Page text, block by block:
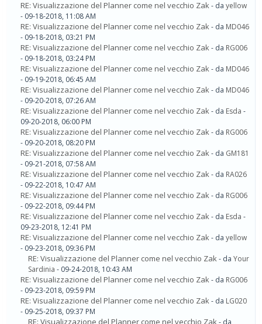
RE: Visualizzazione del Planner come nel vecchio Zak- da yellow
- 09-18-2018, 11:08 AM
RE: Visualizzazione del Planner come nel vecchio Zak- da MD046
- 09-18-2018, 03:21 PM
RE: Visualizzazione del Planner come nel vecchio Zak- da RG006
- 09-18-2018, 03:24 PM
RE: Visualizzazione del Planner come nel vecchio Zak- da MD046
- 09-19-2018, 06:45 AM
RE: Visualizzazione del Planner come nel vecchio Zak- da MD046
- 09-20-2018, 07:26 AM
RE: Visualizzazione del Planner come nel vecchio Zak- da Esda -
09-20-2018, 06:00 PM
RE: Visualizzazione del Planner come nel vecchio Zak- da RG006
- 09-20-2018, 08:20 PM
RE: Visualizzazione del Planner come nel vecchio Zak- da GM181
- 09-21-2018, 07:58 AM
RE: Visualizzazione del Planner come nel vecchio Zak- da RA026
- 09-22-2018, 10:47 AM
RE: Visualizzazione del Planner come nel vecchio Zak- da RG006
- 09-22-2018, 09:44 PM
RE: Visualizzazione del Planner come nel vecchio Zak- da Esda -
09-23-2018, 12:41 PM
RE: Visualizzazione del Planner come nel vecchio Zak- da yellow
- 09-23-2018, 09:36 PM
RE: Visualizzazione del Planner come nel vecchio Zak- da Your
Sardinia - 09-24-2018, 10:43 AM
RE: Visualizzazione del Planner come nel vecchio Zak- da RG006
- 09-23-2018, 09:59 PM
RE: Visualizzazione del Planner come nel vecchio Zak- da LG020
- 09-25-2018, 09:37 PM